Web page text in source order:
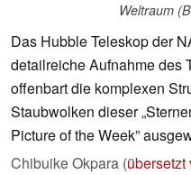
Weltraum
Das Hubble Teleskop der
detailreiche Aufnahme des
offenbart die komplexen
Staubwolken dieser
Picture of the Week”
Chibuike Okpara (übersetzt